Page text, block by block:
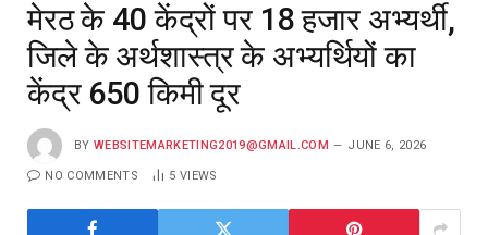
मेरठ के 40 केंद्रों पर 18 हजार अभ्यर्थी,
जिले के अर्थशास्त्र के अभ्यर्थियों का
केंद्र 650 किमी दूर
BY WEBSITEMARKETING2019@GMAIL.COM JUNE 6, 2026
NO COMMENTS 5 VIEWS